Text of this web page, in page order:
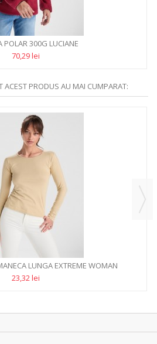
POLAR 300G LUCIANE
70,29 lei
ACEST PRODUS AU MAI CUMPARAT:
LUNGA EXTREME WOMAN
23,32 lei